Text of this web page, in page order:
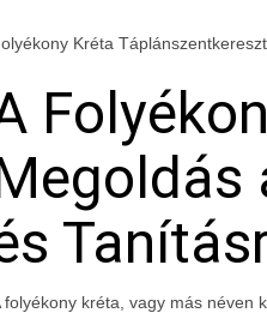
Kréta
folyékony kréta, vagy más néven